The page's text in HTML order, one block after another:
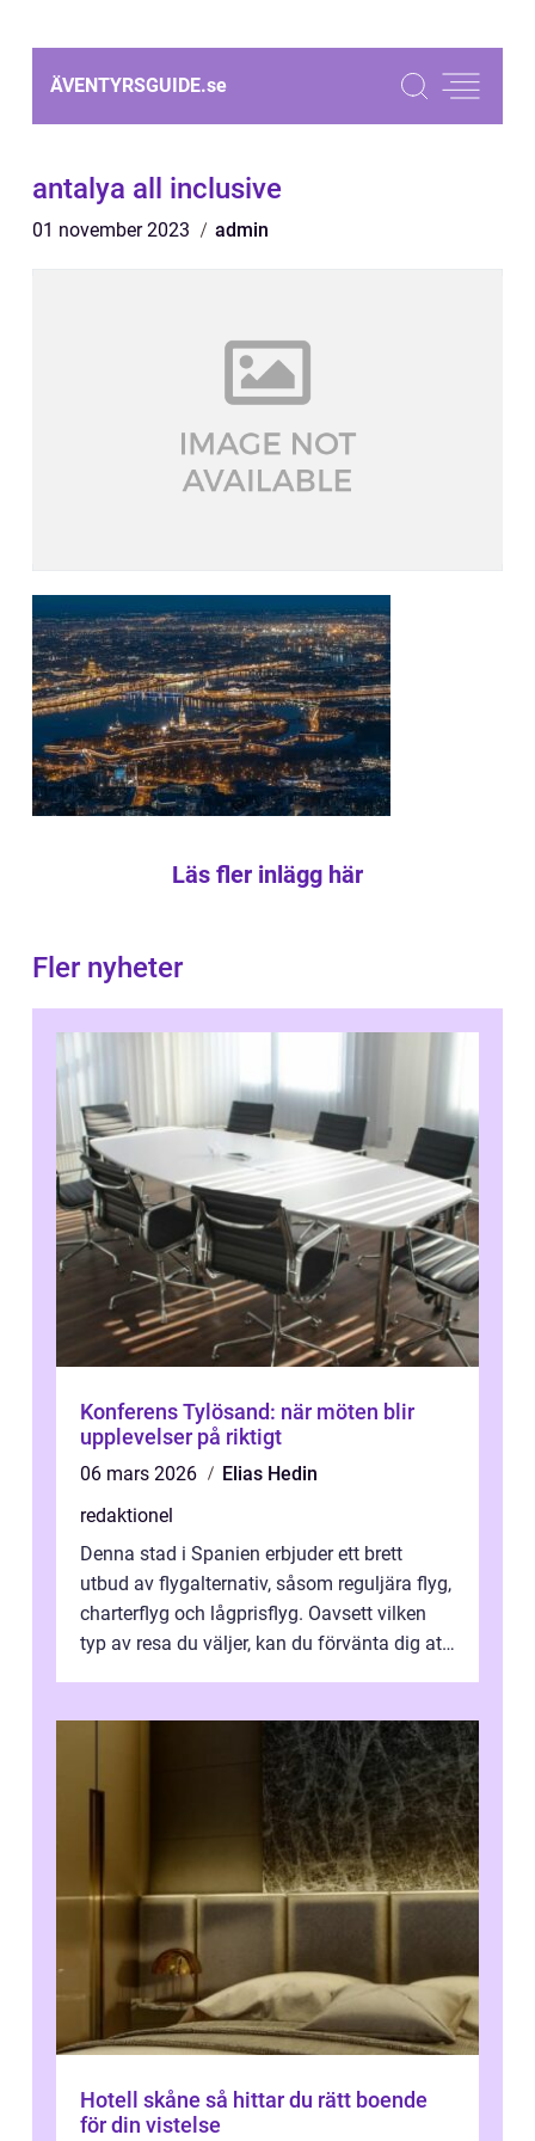
ÄVENTYRSGUIDE.se
antalya all inclusive
01 november 2023 admin
Läs fler inlägg här
Fler nyheter
Konferens Tylösand: när möten blir
upplevelser på riktigt
06 mars 2026
Elias Hedin
redaktionel
Denna stad i Spanien erbjuder ett brett
utbud av flygalternativ, såsom reguljära flyg,
charterflyg och lågprisflyg. Oavsett vilken
typ av resa du väljer, kan du förvänta dig att
Hotell skåne så hittar du rätt boende
för din vistelse